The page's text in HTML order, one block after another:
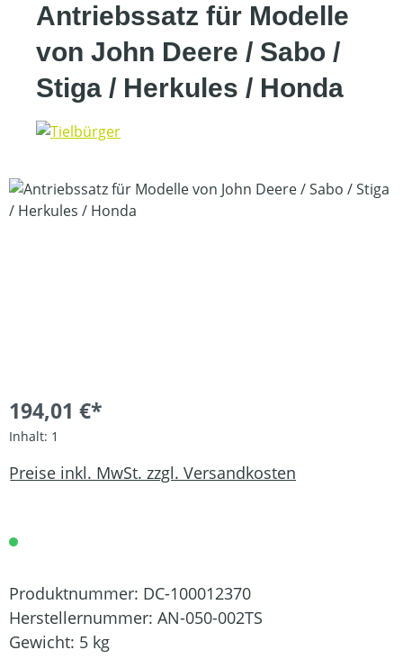
Antriebssatz für Modelle
von John Deere / Sabo /
Stiga / Herkules / Honda
Bildergalerie überspringen
194,01 €*
Inhalt: 1
Preise inkl. MwSt. zzgl. Versandkosten
Produktnummer: DC-100012370
Herstellernummer: AN-050-002TS
Gewicht: 5 kg